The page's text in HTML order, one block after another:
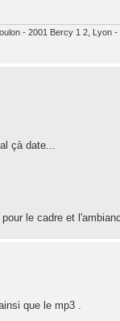
- 2001 Bercy 1 2,
çà date...
le cadre et
que le mp3 .